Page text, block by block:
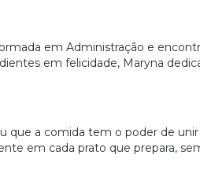
em Administração e
em felicidade, Maryna
que a comida tem o poder de
em cada prato que prepara,